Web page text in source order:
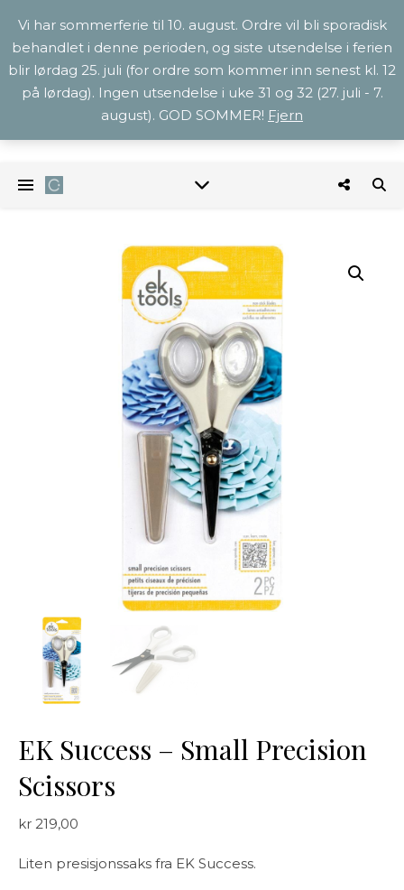
EK Success – Small Precision
Scissors
kr 219,00
Liten presisjonssaks fra EK Success.
Vi har sommerferie til 10. august. Ordre vil bli sporadisk
behandlet i denne perioden, og siste utsendelse i ferien
blir lørdag 25. juli (for ordre som kommer inn senest kl. 12
på lørdag). Ingen utsendelse i uke 31 og 32 (27. juli - 7.
august). GOD SOMMER! Fjern